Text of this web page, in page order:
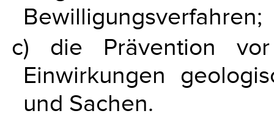
Bewilligungsverfahren;
c) die Prävention
Einwirkungen
und Sachen.